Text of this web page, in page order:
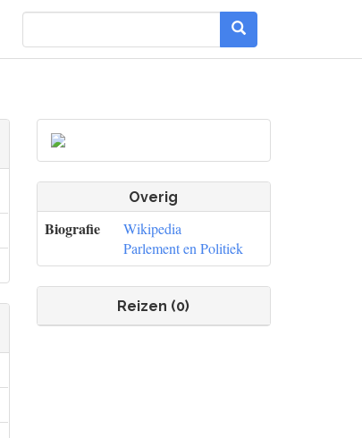
Overig
Biografie
Wikipedia
Parlement en Politiek
Reizen (0)